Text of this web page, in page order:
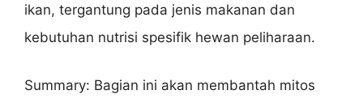
ikan, tergantung pada jenis makanan dan
kebutuhan nutrisi spesifik hewan peliharaan.
Summary: Bagian ini akan membantah mitos